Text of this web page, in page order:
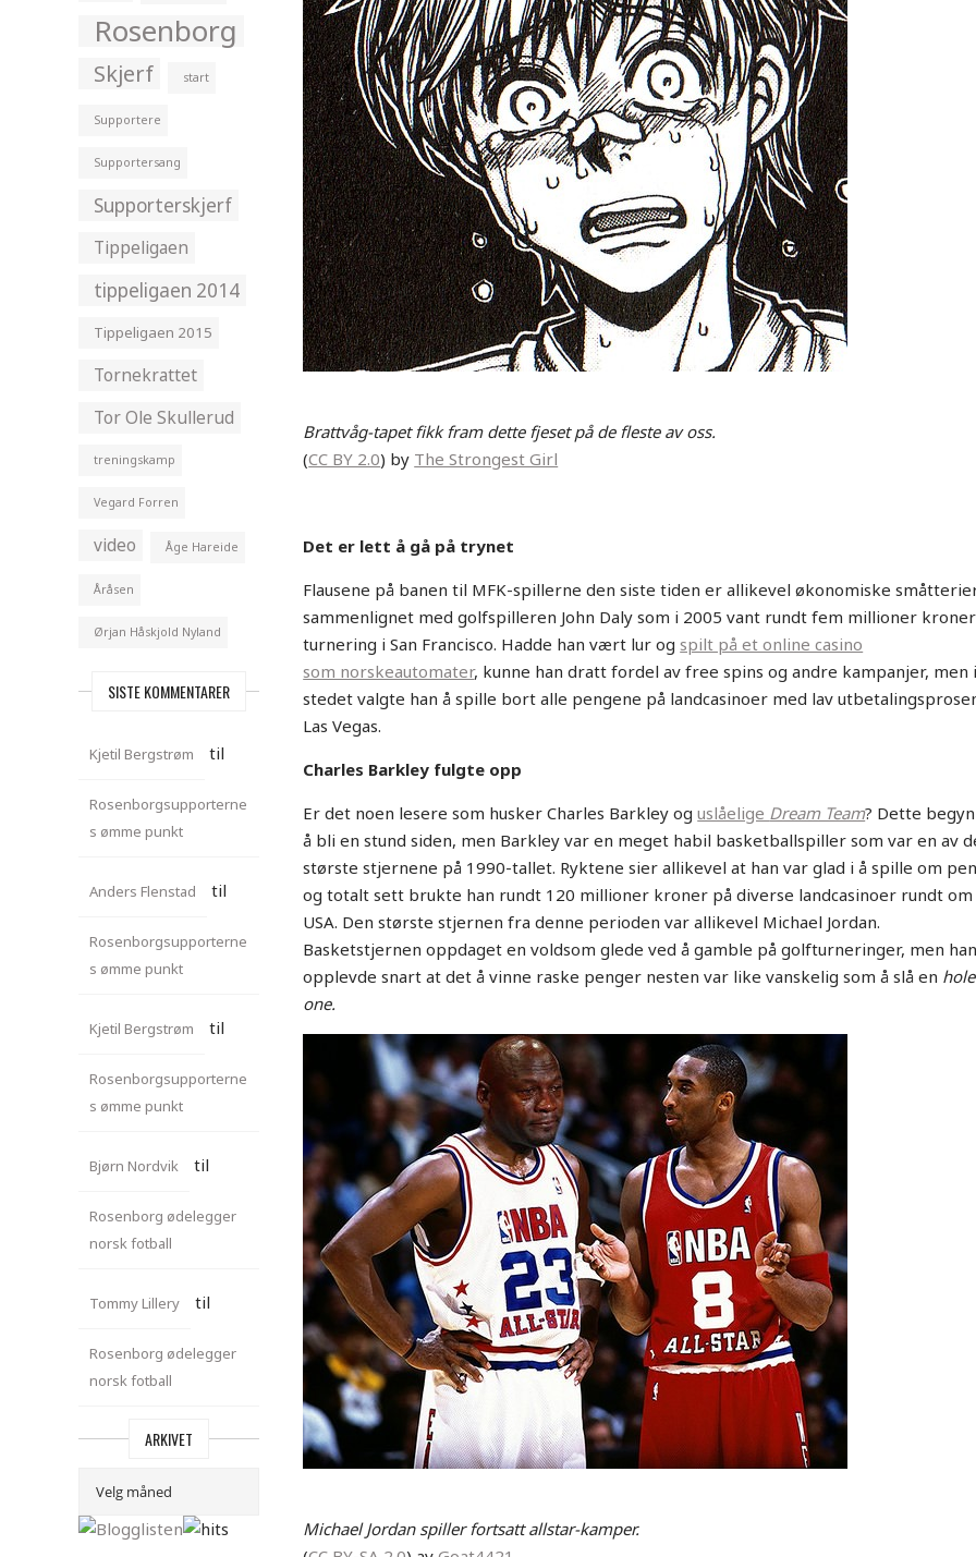
Brattvåg-tapet fikk fram dette fjeset på de fleste av oss.
(CC BY 2.0) by The Strongest Girl
Det er lett å gå på trynet
Flausene på banen til MFK-spillerne den siste tiden er allikevel økonomiske
sammenlignet med golfspilleren John Daly som i 2005 vant rundt fem millioner
turnering i San Francisco. Hadde han vært lur og spilt på et online casino
som norskeautomater, kunne han dratt fordel av free spins og andre kampanjer, men
stedet valgte han å spille bort alle pengene på landcasinoer med lav
Las Vegas.
Charles Barkley fulgte opp
Er det noen lesere som husker Charles Barkley oguslåelige Dream Team? Dette
å bli en stund siden, men Barkley var en meget habil basketballspiller som var en av
største stjernene på 1990-tallet. Ryktene sier allikevel at han var glad i å spille om
og totalt sett brukte han rundt 120 millioner kroner på diverse landcasinoer rundt
USA. Den største stjernen fra denne perioden var allikevel Michael Jordan.
Basketstjernen oppdaget en voldsom glede ved å gamble på golfturneringer, men
opplevde snart at det å vinne raske penger nesten var like vanskelig som å slå en
one.
Michael Jordan spiller fortsatt allstar-kamper.
Rosenborg
Skjerf start
Supportere
Supportersang
Supporterskjerf
Tippeligaen
tippeligaen 2014
Tippeligaen 2015
Tornekrattet
Tor Ole Skullerud
treningskamp
Vegard Forren
video Åge Hareide
Åråsen
Ørjan Håskjold Nyland
SISTE KOMMENTARER
Kjetil Bergstrøm til
Rosenborgsupporterne
s ømme punkt
Anders Flenstad til
Rosenborgsupporterne
s ømme punkt
Kjetil Bergstrøm til
Rosenborgsupporterne
s ømme punkt
Bjørn Nordvik til
Rosenborg ødelegger
norsk fotball
Tommy Lillery til
Rosenborg ødelegger
norsk fotball
ARKIVET